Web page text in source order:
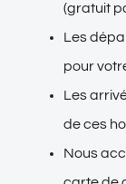
(gratuit
Les
pour
Les
de ces
Nous